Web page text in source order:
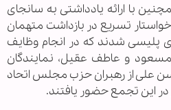
با ارائه یادداشتی به سانجای
تسریع در بازداشت متهمان
پلیسی شدند که در انجام وظایف
مسعود و عاطف عقیل، نمایندگان
علی از رهبران حزب مجلس اتحاد